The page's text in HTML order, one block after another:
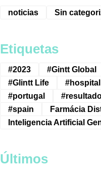
noticias Sin
Etiquetas
#2023 #Gintt Global
#Glintt Life
#hospital
#portugal
#spain
Farmácia
Inteligencia Artificial
Últimos